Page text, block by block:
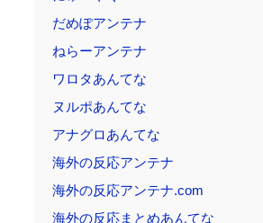
だめぽアンテナ
ねらーアンテナ
ワロタあんてな
ヌルポあんてな
アナグロあんてな
海外の反応アンテナ
海外の反応アンテナ.com
海外の反応まとめあんてな